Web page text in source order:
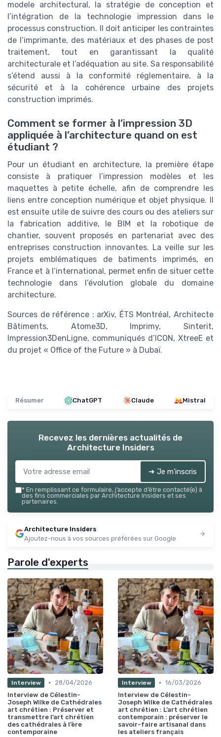
modele architectural, la stratégie de conception et
l’intégration de la technologie impression dans le
processus construction. Il doit anticiper les contraintes
de l’imprimante, des matériaux et des phases de post
traitement, tout en garantissant la qualité
architecturale et l’adéquation au site. Sa responsabilité
s’étend aussi à la conformité réglementaire, à la
sécurité et à la cohérence urbaine des projets
construction imprimés.
Comment se former à l’impression 3D
appliquée à l’architecture quand on est
étudiant ?
Pour un étudiant en architecture, la première étape
consiste à pratiquer l’impression modèles et les
maquettes à petite échelle, afin de comprendre les
liens entre conception numérique et objet physique. Il
est ensuite utile de suivre des cours ou des ateliers sur
la fabrication additive, le BIM et la robotique de
chantier, souvent proposés en partenariat avec des
entreprises construction innovantes. La veille sur les
projets emblématiques de batiments imprimés, en
France et à l’international, permet enfin de situer cette
technologie dans l’évolution globale du domaine
architecture.
Sources de référence : arXiv, ÉTS Montréal, Architecte
Bâtiments, Atome3D, Imprimy, Sinterit,
Impression3DenLigne, communiqués d’ICON, XtreeE et
du projet « Office of the Future » à Dubaï.
Résumer ChatGPT Claude Mistral
Recevez les dernières actualités de
Architecture Insiders
➔ Je m'inscris
* En remplissant ce formulaire, j’accepte d’être contacté(e) à
des fins commerciales par Architecture Insiders et ses
partenaires.
Architecture Insiders
Ajoutez-nous à vos sources préférées sur Google
Parole d'experts
Interview •
28/04/2026
Interview de Célestin-
Joseph Wilke de Cathédrales
art chrétien : Préserver et
transmettre l’art chrétien
des cathédrales à l’ère
contemporaine
Interview • 16/03/2026
Interview de Célestin-
Joseph Wilke de Cathédrales
art chrétien : L’art chrétien
contemporain : préserver le
savoir-faire artisanal dans
les ateliers français